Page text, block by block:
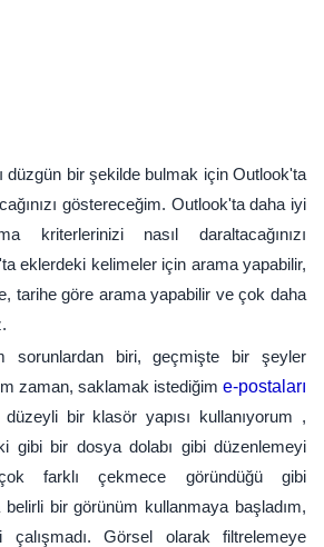
düzgün bir şekilde bulmak için Outlook'ta
göstereceğim. Outlook'ta daha iyi
kriterlerinizi nasıl daraltacağınızı
eklerdeki kelimeler için arama yapabilir,
tarihe göre arama yapabilir ve çok daha
sorunlardan biri, geçmişte bir şeyler
zaman, saklamak istediğim e-postaları
bir klasör yapısı kullanıyorum ,
gibi bir dosya dolabı gibi düzenlemeyi
farklı çekmece göründüğü gibi
belirli bir görünüm kullanmaya başladım,
Görsel olarak filtrelemeye